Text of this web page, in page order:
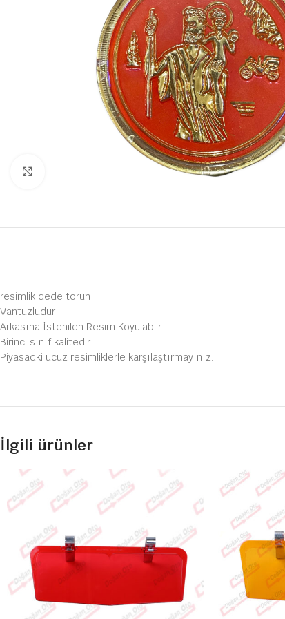
resimlik dede torun
Vantuzludur
Arkasına İstenilen Resim Koyulabiir
Birinci sınıf kalitedir
Piyasadki ucuz resimliklerle karşılaştırmayınız.
İlgili ürünler